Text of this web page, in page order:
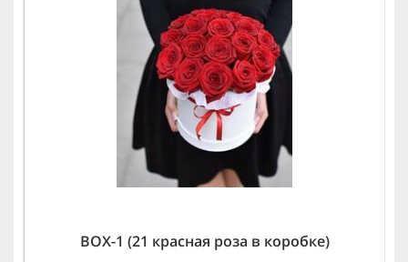
BOX-1 (21 красная роза в коробке)